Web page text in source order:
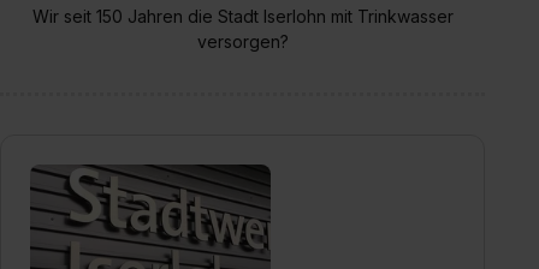
Wir seit 150 Jahren die Stadt Iserlohn mit Trinkwasser
versorgen?